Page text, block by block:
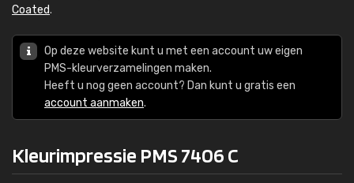
Coated.
Op deze website kunt u met een account uw eigen
PMS-kleurverzamelingen maken.
Heeft u nog geen account? Dan kunt u gratis een
account aanmaken.
Kleurimpressie PMS 7406 C